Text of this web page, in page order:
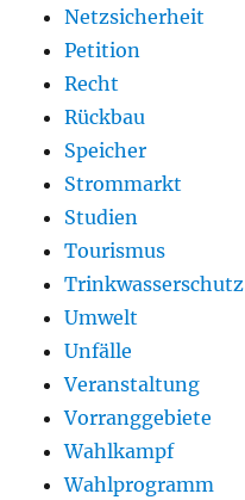
Netzsicherheit
Petition
Recht
Rückbau
Speicher
Strommarkt
Studien
Tourismus
Trinkwasserschutz
Umwelt
Unfälle
Veranstaltung
Vorranggebiete
Wahlkampf
Wahlprogramm